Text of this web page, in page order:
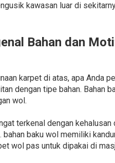
kawasan luar di
Bahan dan
karpet di atas, apa Anda
dengan tipe bahan. Bahan
wol.
terkenal dengan
bahan baku wol memiliki
wol pas untuk dipakai di